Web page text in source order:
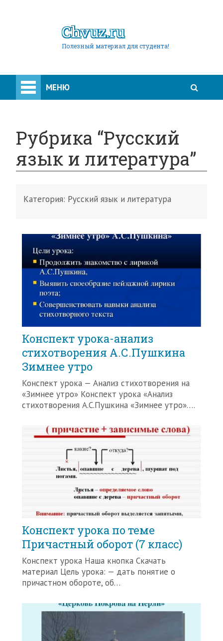
Chvuz.ru
Полезный материал для студента!
МЕНЮ
Рубрика “Русский
язык и литература”
Категория: Русский язык и литература
Конспект урока-анализ
стихотворения А.С.Пушкина
Зимнее утро
Конспект урока — Анализ стихотворения на
«Зимнее утро» Конспект урока «Анализ
стихотворения А.С.Пушкина «Зимнее утро»….
Конспект урока по теме
Причастный оборот (7 класс)
Конспект урока Наша кнопка Скачать
материал Цель урока: — дать понятие о
причастном обороте, об…